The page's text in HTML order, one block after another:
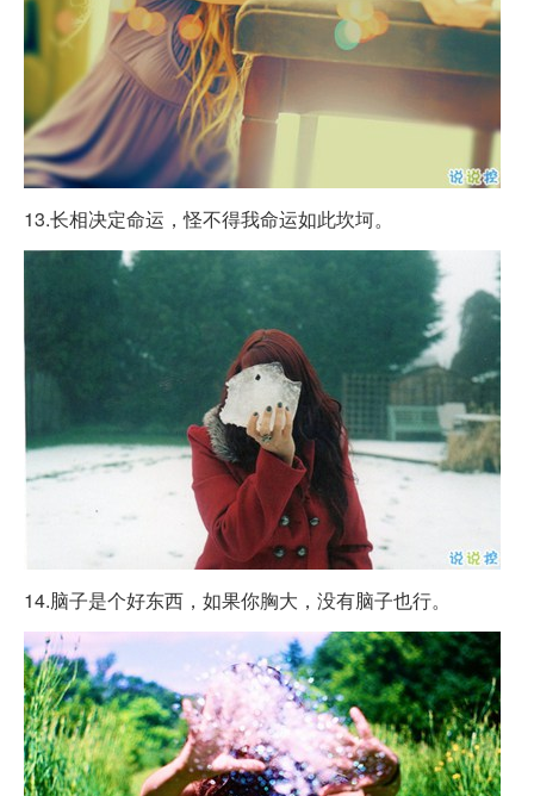
13.长相决定命运，怪不得我命运如此坎坷。
14.脑子是个好东西，如果你胸大，没有脑子也行。